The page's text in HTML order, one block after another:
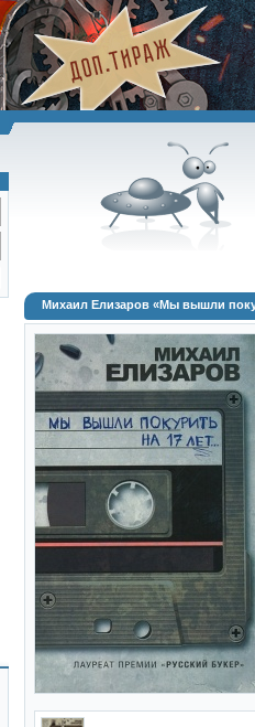
Михаил Елизаров «Мы вышли